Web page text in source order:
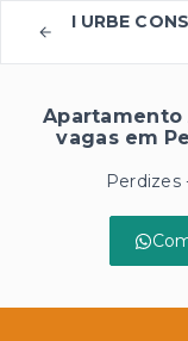
I URBE
Apartamento
vagas em
Perdizes